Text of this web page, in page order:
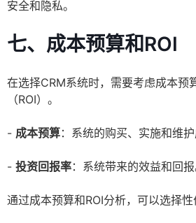
安全和隐私。
七、成本预算和ROI
在选择CRM系统时，需要考虑成本预
（ROI）。
- 成本预算：系统的购买、实施和维护
- 投资回报率：系统带来的效益和回报
通过成本预算和ROI分析，可以选择性